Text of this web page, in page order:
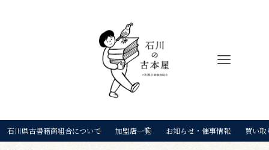
石川県古書籍商組合について 加盟店一覧 お知らせ・催事情報 買い取